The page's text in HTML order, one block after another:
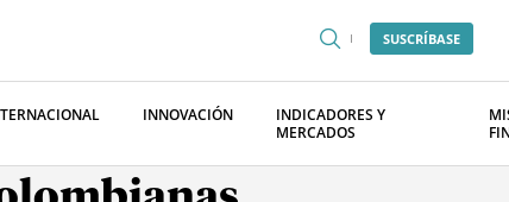
SUSCRÍBASE
INNOVACIÓN
INDICADORES Y
MERCADOS